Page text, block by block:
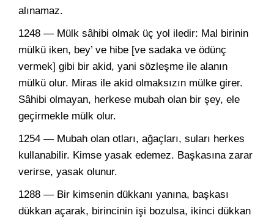
alınamaz.
1248 — Mülk sâhibi olmak üç yol iledir: Mal birinin
mülkü iken, bey’ ve hibe [ve sadaka ve ödünç
vermek] gibi bir akid, yani sözleşme ile alanın
mülkü olur. Miras ile akid olmaksızın mülke girer.
Sâhibi olmayan, herkese mubah olan bir şey, ele
geçirmekle mülk olur.
1254 — Mubah olan otları, ağaçları, suları herkes
kullanabilir. Kimse yasak edemez. Başkasına zarar
verirse, yasak olunur.
1288 — Bir kimsenin dükkanı yanına, başkası
dükkan açarak, birincinin işi bozulsa, ikinci dükkan